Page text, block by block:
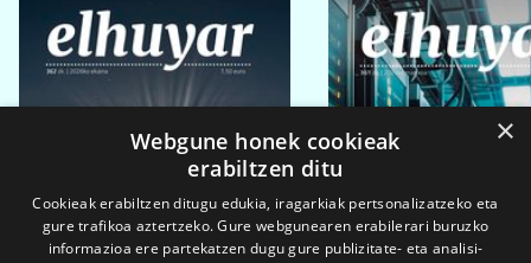
×
Webgune honek cookieak
erabiltzen ditu
Cookieak erabiltzen ditugu edukia, iragarkiak pertsonalizatzeko eta
gure trafikoa aztertzeko. Gure webgunearen erabilerari buruzko
informazioa ere partekatzen dugu gure publizitate- eta analisi-